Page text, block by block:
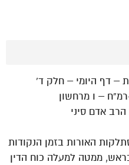
– ו מרחשון
אדם סיני
האורות בזמן הנקודות
ממטה למעלה כוח הדין